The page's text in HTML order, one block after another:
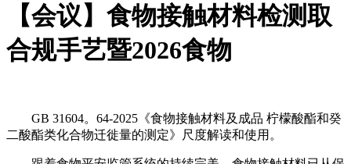
【会议】食物接触材料检测取
合规手艺暨2026食物
GB 31604。64-2025《食物接触材料及成品 柠檬酸酯和癸
二酸酯类化合物迁徙量的测定》尺度解读和使用。